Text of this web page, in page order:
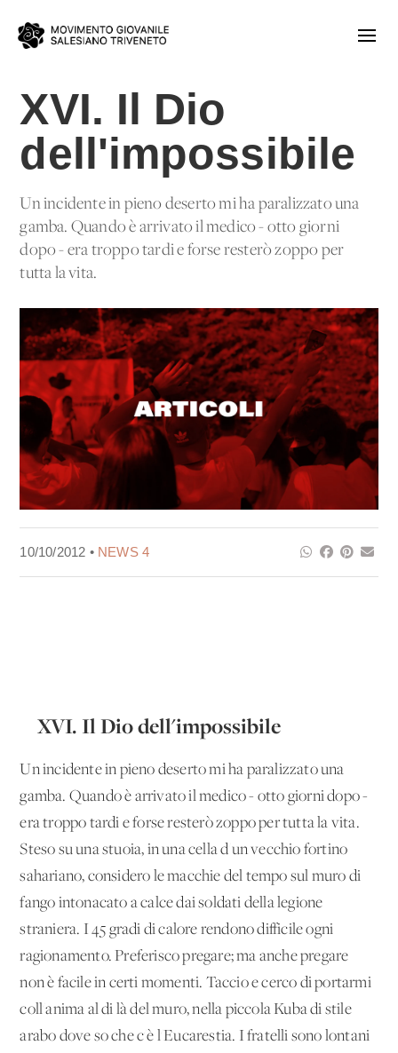
XVI. Il Dio
dell'impossibile
Un incidente in pieno deserto mi ha paralizzato una
gamba. Quando è arrivato il medico - otto giorni
dopo - era troppo tardi e forse resterò zoppo per
tutta la vita.
10/10/2012 • NEWS 4
XVI. Il Dio dell'impossibile
Un incidente in pieno deserto mi ha paralizzato una
gamba. Quando è arrivato il medico - otto giorni dopo -
era troppo tardi e forse resterò zoppo per tutta la vita.
Steso su una stuoia, in una cella d'un vecchio fortino
sahariano, considero le macchie del tempo sul muro di
fango intonacato a calce dai soldati della legione
straniera. I 45 gradi di calore rendono difficile ogni
ragionamento. Preferisco pregare; ma anche pregare
non è facile in certi momenti. Taccio e cerco di portarmi
coll'anima al di là del muro, nella piccola Kuba di stile
arabo dove so che c'è l'Eucarestia. I fratelli sono lontani